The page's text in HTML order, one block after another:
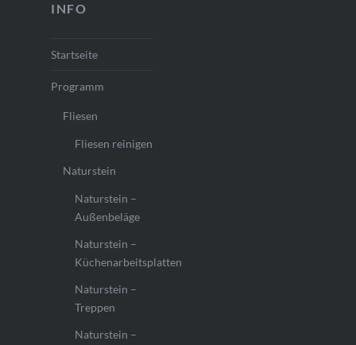
INFO
Startseite
Programm
Fliesen
Fliesen reinigen
Naturstein
Naturstein –
Außenbeläge
Naturstein –
Küchenarbeitsplatten
Naturstein –
Treppen
Naturstein –